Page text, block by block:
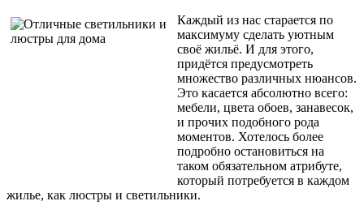
Каждый из нас старается по
максимуму сделать уютным
своё жильё. И для этого,
придётся предусмотреть
множество различных нюансов.
Это касается абсолютно всего:
мебели, цвета обоев, занавесок,
и прочих подобного рода
моментов. Хотелось более
подробно остановиться на
таком обязательном атрибуте,
который потребуется в каждом
жилье, как люстры и светильники.